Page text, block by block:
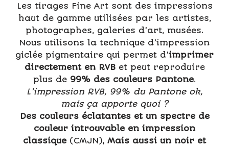
Les tirages Fine Art sont des impressions
haut de gamme utilisées par les artistes,
photographes, galeries d’art, musées.
Nous utilisons la technique d’impression
giclée pigmentaire qui permet d’imprimer
directement en RVBet peut reproduire
plus de 99% des couleurs Pantone.
L’impression RVB, 99% du Pantone ok,
mais ça apporte quoi ?
Des couleurs éclatantes et un spectre de
couleur introuvable en impression
classique (CMJN), Mais aussi un noir et